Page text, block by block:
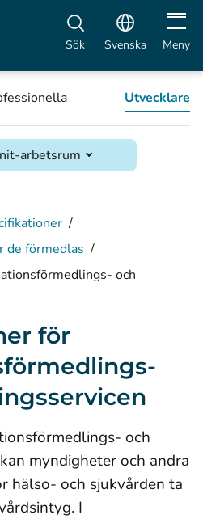
Sök Svenska Öppna
Meny
Utvecklare
arbetsrum
/
de förmedlas /
och
för
och
myndigheter och andra
hälso- och sjukvården ta
I